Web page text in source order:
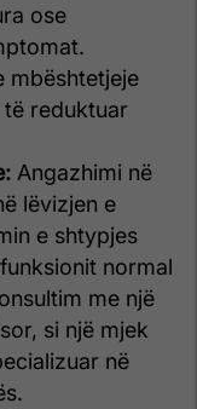
ose
mbështetjeje
reduktuar
Angazhimi në
lëvizjen e
e shtypjes
normal
me një
si një mjek
në